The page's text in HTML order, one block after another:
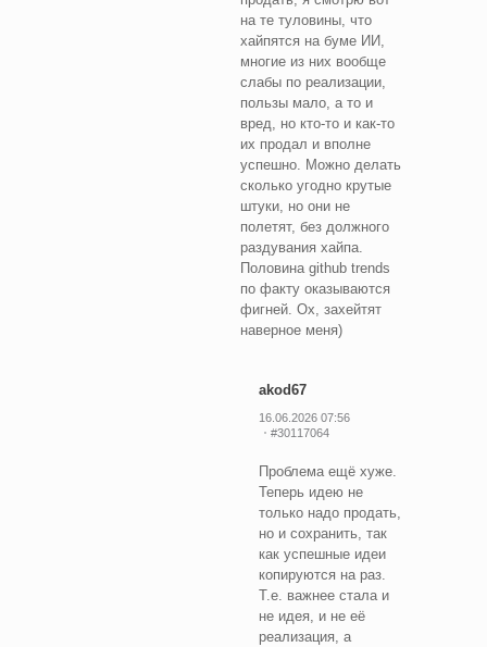
на те туловины, что
хайпятся на буме ИИ,
многие из них вообще
слабы по реализации,
пользы мало, а то и
вред, но кто-то и как-то
их продал и вполне
успешно. Можно делать
сколько угодно крутые
штуки, но они не
полетят, без должного
раздувания хайпа.
Половина github trends
по факту оказываются
фигней. Ох, захейтят
наверное меня)
akod67
16.06.2026 07:56
#30117064
Проблема ещё хуже.
Теперь идею не
только надо продать,
но и сохранить, так
как успешные идеи
копируются на раз.
Т.е. важнее стала и
не идея, и не её
реализация, а